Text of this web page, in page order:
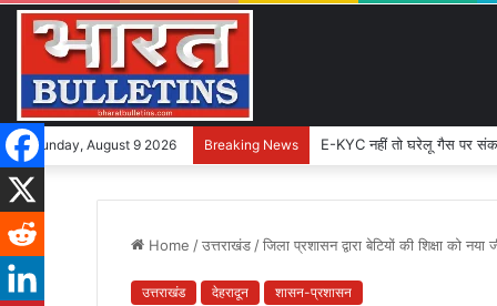
Sunday, August 9 2026 Breaking News E-KYC नहीं तो घरेलू गैस पर
Home /उत्तराखंड /जिला प्रशासन द्वारा बेटियों की शिक्षा को नया
उत्तराखंड देहरादून शासन-प्रशासन